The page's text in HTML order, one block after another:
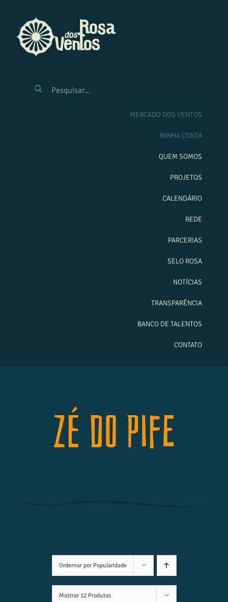
conteúdo
RESULTADOS
MERCADO DOS VENTOS
MINHA CONTA
QUEM SOMOS
PROJETOS
CALENDÁRIO
REDE
PARCERIAS
SELO ROSA
NOTÍCIAS
TRANSPARÊNCIA
BANCO DE TALENTOS
CONTATO
Zé do Pife
Ordernar por Popularidade
Mostrar 12 Produtos